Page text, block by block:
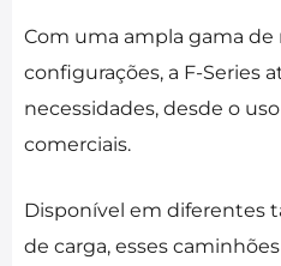
Com uma ampla gama de
configurações, a F-Series
necessidades, desde o
comerciais.
Disponível em diferentes
de carga, esses